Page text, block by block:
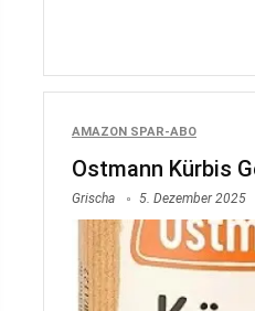
AMAZON SPAR-ABO
Ostmann Kürbis
Grischa 5. Dezember 2025